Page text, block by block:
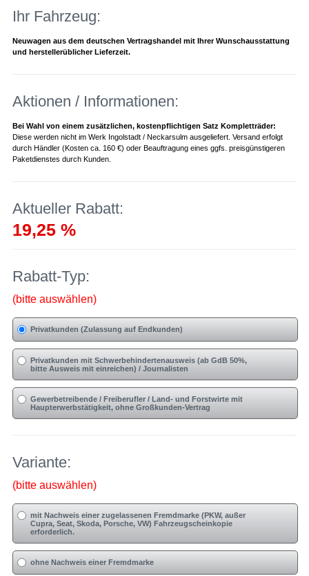
Ihr Fahrzeug:
Neuwagen aus dem deutschen Vertragshandel mit Ihrer Wunschausstattung
und herstellerüblicher Lieferzeit.
Aktionen / Informationen:
Bei Wahl von einem zusätzlichen, kostenpflichtigen Satz Kompletträder:
Diese werden nicht im Werk Ingolstadt / Neckarsulm ausgeliefert. Versand erfolgt
durch Händler (Kosten ca. 160 €) oder Beauftragung eines ggfs. preisgünstigeren
Paketdienstes durch Kunden.
Aktueller Rabatt:
19,25 %
Rabatt-Typ:
(bitte auswählen)
Privatkunden (Zulassung auf Endkunden)
Privatkunden mit Schwerbehindertenausweis (ab GdB 50%,
bitte Ausweis mit einreichen) / Journalisten
Gewerbetreibende / Freiberufler / Land- und Forstwirte mit
Haupterwerbstätigkeit, ohne Großkunden-Vertrag
Variante:
(bitte auswählen)
mit Nachweis einer zugelassenen Fremdmarke (PKW, außer
Cupra, Seat, Skoda, Porsche, VW) Fahrzeugscheinkopie
erforderlich.
ohne Nachweis einer Fremdmarke